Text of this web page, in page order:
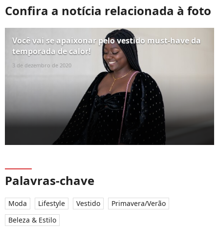
Confira a notícia relacionada à foto
Você vai se apaixonar pelo vestido must-have da
temporada de calor!
3 de dezembro de 2020
Palavras-chave
Moda Lifestyle Vestido
Primavera/Verão
Beleza & Estilo